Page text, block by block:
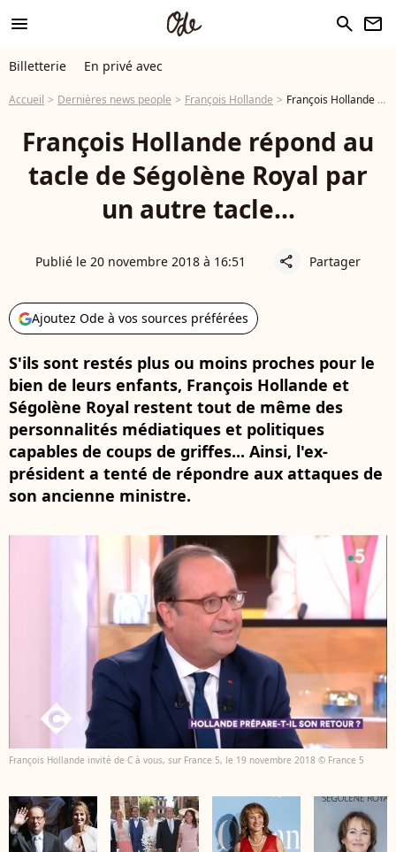
menu search newsletter
Billetterie En privé avec
Accueil Dernières news people François Hollande François Hollande répond au tacle de Ségolène Royal par un autre tacle...
François Hollande répond au
tacle de Ségolène Royal par
un autre tacle...
Publié le 20 novembre 2018 à 16:51 share Partager
Ajoutez Ode à vos sources préférées
S'ils sont restés plus ou moins proches pour le
bien de leurs enfants, François Hollande et
Ségolène Royal restent tout de même des
personnalités médiatiques et politiques
capables de coups de griffes... Ainsi, l'ex-
président a tenté de répondre aux attaques de
son ancienne ministre.
François Hollande invité de C à vous, sur France 5, le 19 novembre 2018 © France 5